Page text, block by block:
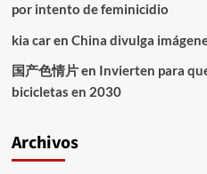
por intento de feminicidio
kia caren China divulga
国产色情片en Invierten para
bicicletas en 2030
Archivos